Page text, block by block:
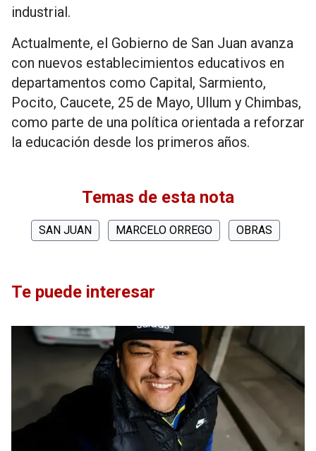
industrial.
Actualmente, el Gobierno de San Juan avanza
con nuevos establecimientos educativos en
departamentos como Capital, Sarmiento,
Pocito, Caucete, 25 de Mayo, Ullum y Chimbas,
como parte de una política orientada a reforzar
la educación desde los primeros años.
Temas de esta nota
SAN JUAN MARCELO ORREGO OBRAS
Te puede interesar